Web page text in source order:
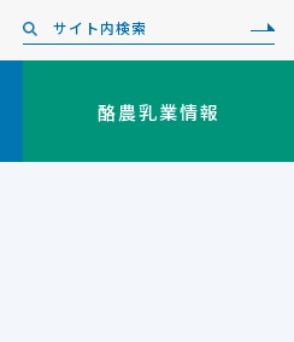
酪農乳業情報